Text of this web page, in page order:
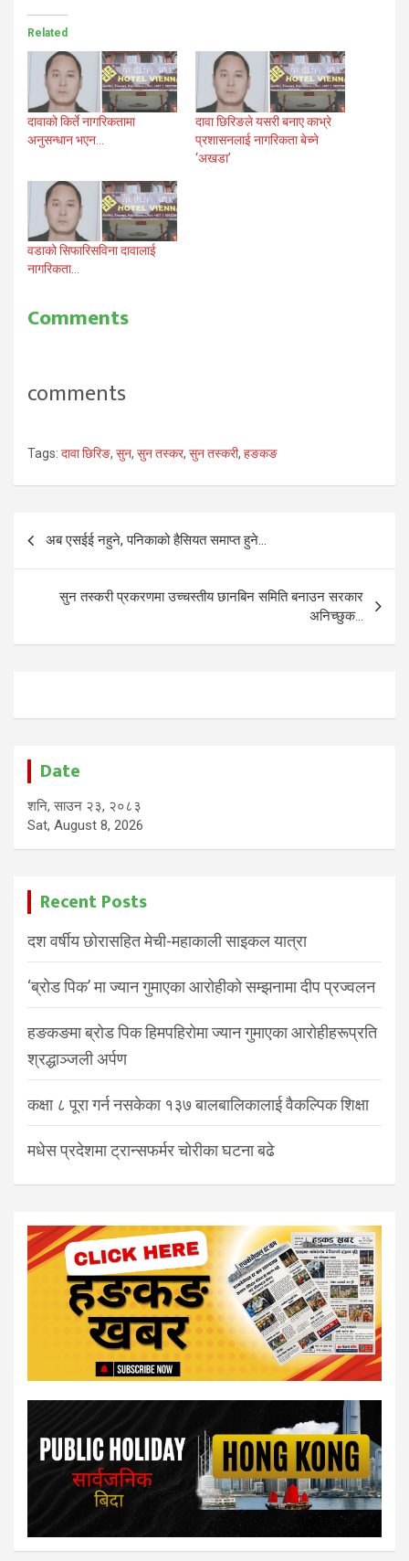
Related
दावाको किर्ते नागरिकतामा
अनुसन्धान भएन…
दावा छिरिङले यसरी बनाए काभ्रे
प्रशासनलाई नागरिकता बेच्ने
‘अखडा’
वडाको सिफारिसविना दावालाई
नागरिकता…
Comments
comments
Tags: दावा छिरिङ, सुन, सुन तस्कर, सुन तस्करी, हङकङ
Post
navigation
अब एसईई नहुने, पनिकाको हैसियत समाप्त हुने…
सुन तस्करी प्रकरणमा उच्चस्तीय छानबिन समिति बनाउन सरकार
अनिच्छुक…
Date
शनि, साउन २३, २०८३
Sat, August 8, 2026
Recent Posts
दश वर्षीय छोरासहित मेची-महाकाली साइकल यात्रा
‘ब्रोड पिक’ मा ज्यान गुमाएका आरोहीको सम्झनामा दीप प्रज्वलन
हङकङमा ब्रोड पिक हिमपहिरोमा ज्यान गुमाएका आरोहीहरूप्रति
श्रद्धाञ्जली अर्पण
कक्षा ८ पूरा गर्न नसकेका १३७ बालबालिकालाई वैकल्पिक शिक्षा
मधेस प्रदेशमा ट्रान्सफर्मर चोरीका घटना बढे